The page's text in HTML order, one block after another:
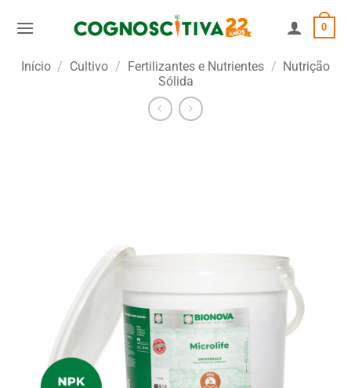
0
Início / Cultivo / Fertilizantes e Nutrientes / Nutrição
Sólida